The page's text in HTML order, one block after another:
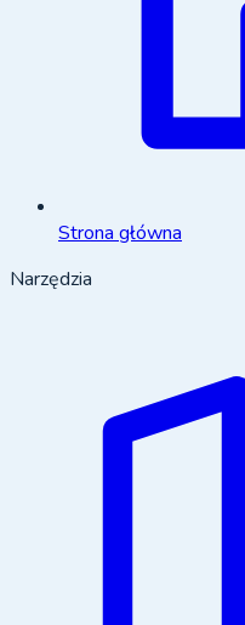
Strona główna
Narzędzia